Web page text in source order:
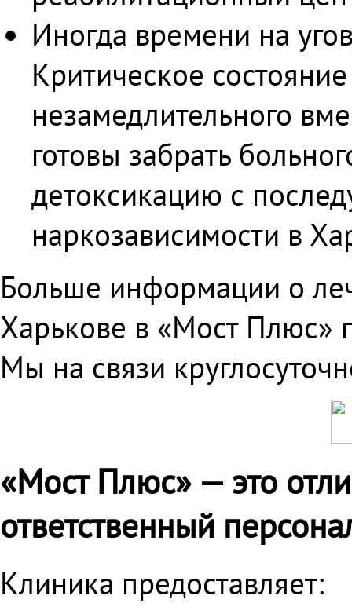
Иногда времени на
Критическое
незамедлительного
готовы забрать
детоксикацию с
наркозависимости в
Больше информации о
Харькове в «Мост Плюс»
Мы на связи
«Мост Плюс» — это
ответственный
Клиника предоставляет: